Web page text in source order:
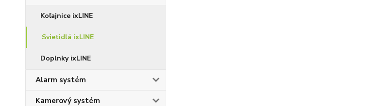
Koľajnice ixLINE
Svietidlá ixLINE
Doplnky ixLINE
Alarm systém
Kamerový systém